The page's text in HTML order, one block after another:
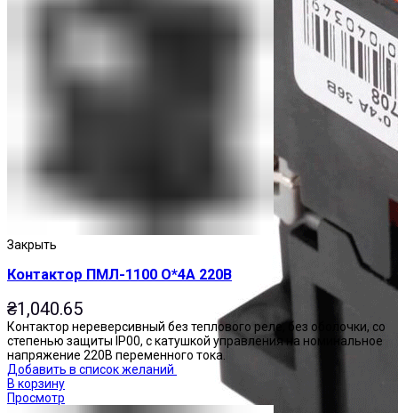
Закрыть
Контактор ПМЛ-1100 О*4А 220В
₴1,040.65
Контактор нереверсивный без теплового реле, без оболочки, со
степенью защиты IP00, с катушкой управления на номинальное
напряжение 220В переменного тока.
Добавить в список желаний
В корзину
Просмотр